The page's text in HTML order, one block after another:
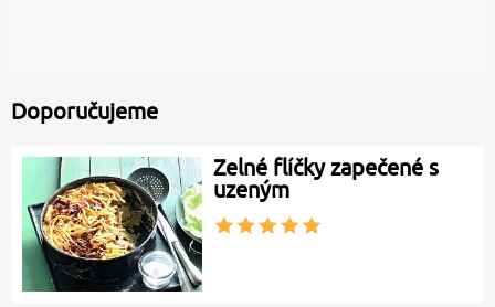
Doporučujeme
Zelné flíčky zapečené s
uzeným